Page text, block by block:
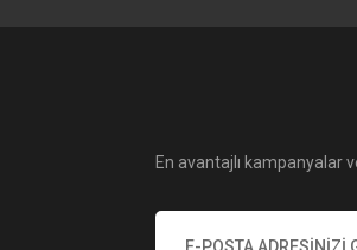
En avantajlı kampanyalar